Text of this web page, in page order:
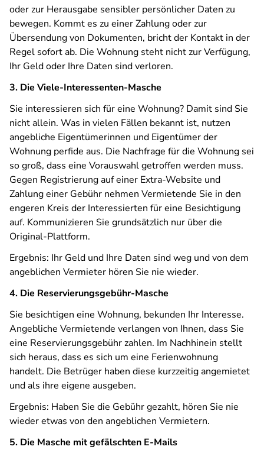
oder zur Herausgabe sensibler persönlicher Daten zu
bewegen. Kommt es zu einer Zahlung oder zur
Übersendung von Dokumenten, bricht der Kontakt in der
Regel sofort ab. Die Wohnung steht nicht zur Verfügung,
Ihr Geld oder Ihre Daten sind verloren.
3. Die Viele-Interessenten-Masche
Sie interessieren sich für eine Wohnung? Damit sind Sie
nicht allein. Was in vielen Fällen bekannt ist, nutzen
angebliche Eigentümerinnen und Eigentümer der
Wohnung perfide aus. Die Nachfrage für die Wohnung sei
so groß, dass eine Vorauswahl getroffen werden muss.
Gegen Registrierung auf einer Extra-Website und
Zahlung einer Gebühr nehmen Vermietende Sie in den
engeren Kreis der Interessierten für eine Besichtigung
auf. Kommunizieren Sie grundsätzlich nur über die
Original-Plattform.
Ergebnis: Ihr Geld und Ihre Daten sind weg und von dem
angeblichen Vermieter hören Sie nie wieder.
4. Die Reservierungsgebühr-Masche
Sie besichtigen eine Wohnung, bekunden Ihr Interesse.
Angebliche Vermietende verlangen von Ihnen, dass Sie
eine Reservierungsgebühr zahlen. Im Nachhinein stellt
sich heraus, dass es sich um eine Ferienwohnung
handelt. Die Betrüger haben diese kurzzeitig angemietet
und als ihre eigene ausgeben.
Ergebnis: Haben Sie die Gebühr gezahlt, hören Sie nie
wieder etwas von den angeblichen Vermietern.
5. Die Masche mit gefälschten E-Mails